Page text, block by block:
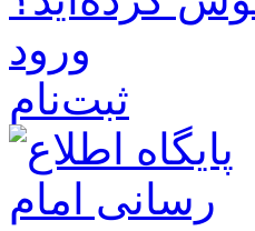
ورود
ثبت‌نام